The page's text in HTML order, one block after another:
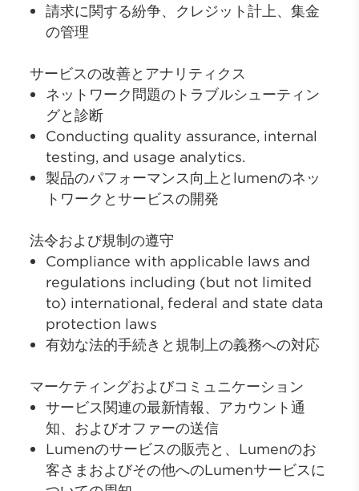
請求に関する紛争、クレジット計上、集金
の管理
サービスの改善とアナリティクス
ネットワーク問題のトラブルシューティン
グと診断
Conducting quality assurance, internal
testing, and usage analytics.
製品のパフォーマンス向上とlumenのネッ
トワークとサービスの開発
法令および規制の遵守
Compliance with applicable laws and
regulations including (but not limited
to) international, federal and state data
protection laws
有効な法的手続きと規制上の義務への対応
マーケティングおよびコミュニケーション
サービス関連の最新情報、アカウント通
知、およびオファーの送信
Lumenのサービスの販売と、Lumenのお
客さまおよびその他へのLumenサービスに